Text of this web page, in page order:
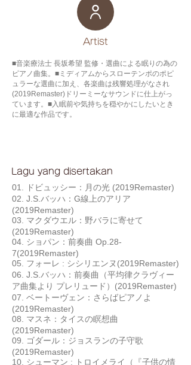
​Artist
■音楽療法士 長坂希望 監修・選曲による眠りの為の
ピアノ曲集。■ミディアムからスローテンポのポピ
ュラーな選曲に加え、各楽曲は残響処理がなされ
(2019Remaster)ドリーミーなサウンドに仕上がっ
ています。■入眠前や気持ちを穏やかにしたいとき
に最適な作品です。
Lagu yang disertakan
01. ドビュッシー：月の光 (2019Remaster)
02. J.S.バッハ：G線上のアリア
(2019Remaster)
03. マクダウエル：野バラに寄せて
(2019Remaster)
04. ショパン：前奏曲 Op.28-
7(2019Remaster)
05. フォーレ : シシリエンヌ(2019Remaster)
06. J.S.バッハ：前奏曲（平均律クラヴィー
ア曲集より プレリュード）(2019Remaster)
07. ベートーヴェン：さらばピアノよ
(2019Remaster)
08. マスネ：タイスの瞑想曲
(2019Remaster)
09. ゴダール：ジョスランの子守歌
(2019Remaster)
10. シューマン : トロイメライ（『子供の情